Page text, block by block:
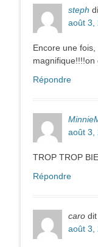
steph
août 3,
Encore une
Répondre
août 3,
TROP TROP
Répondre
caro dit
août 3,